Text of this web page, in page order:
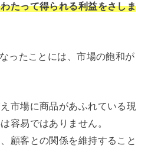
たって得られる利益をさしま
ったことには、市場の飽和が
市場に商品があふれている現
容易ではありません。
顧客との関係を維持すること